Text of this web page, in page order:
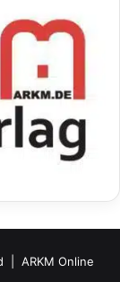
| ARKM Online